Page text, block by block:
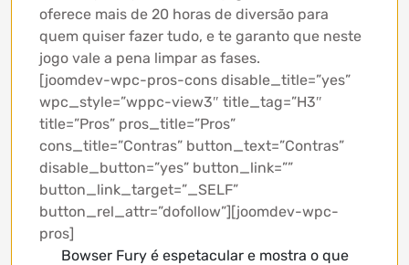
oferece mais de 20 horas de diversão para
quem quiser fazer tudo, e te garanto que neste
jogo vale a pena limpar as fases.
[joomdev-wpc-pros-cons disable_title=”yes”
wpc_style=”wppc-view3″ title_tag=”H3″
title=”Pros” pros_title=”Pros”
cons_title=”Contras” button_text=”Contras”
disable_button=”yes” button_link=””
button_link_target=”_SELF”
button_rel_attr=”dofollow”][joomdev-wpc-
pros]
Bowser Fury é espetacular e mostra o que